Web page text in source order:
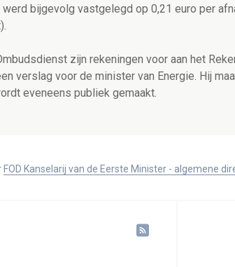
bijgevolg vastgelegd op 0,21 euro per
zijn rekeningen voor aan het
verslag voor de minister van Energie. Hij
eveneens publiek gemaakt.
FOD Kanselarij van de Eerste Minister - algemene